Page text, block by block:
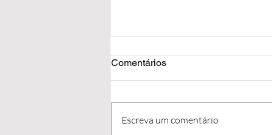
Comentários
Escreva um comentário